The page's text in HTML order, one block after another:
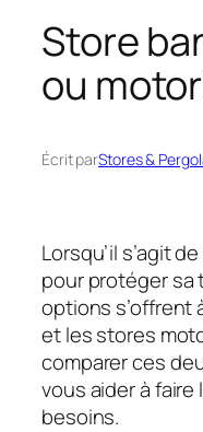
Store
ou
Écrit parStores &
Lorsqu’il s’agit
pour protéger sa
options s’offrent
et les stores
comparer ces
vous aider à
besoins.